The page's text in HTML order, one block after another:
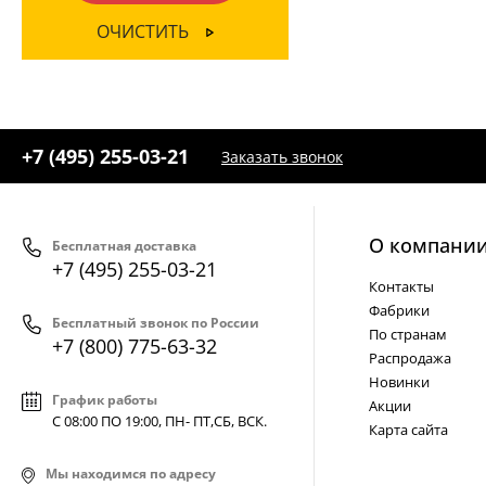
Овал(1)
Призма(4)
Шар(10)
ОЧИСТИТЬ
+7 (495) 255-03-21 Заказать звонок
Бесплатная доставка
+7 (495) 255-03-21
Бесплатный звонок по России
+7 (800) 775-63-32
График работы
С 08:00 ПО 19:00, ПН- ПТ,СБ, ВСК.
Мы находимся по адресу
О
Контакты
Фабрики
По странам
Распродажа
Новинки
Акции
Карта сайта